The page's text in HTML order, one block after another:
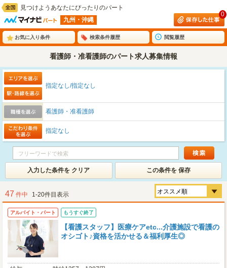
見つけようあなたにぴったりのパート
九州・沖縄
0
お気に入り条件 検索条件履歴 閲覧履歴
看護師・准看護師のパート求人募集情報
指定なし/指定なし
看護師・准看護師
指定なし
入力した条件を クリア この条件を 保存
47 件中 1-20件目表示
アルバイト・パート もうすぐ終了
【看護スタッフ】医療ケアetc...介護施設で看護の
オシゴト♪資格を活かせる＆福利厚生◎